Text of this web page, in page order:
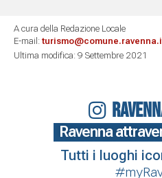
A cura della Redazione Locale
E-mail:
Ultima modifica: 9 Settembre 2021
Ravenna
Tutti i luoghi